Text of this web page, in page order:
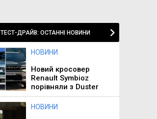
ТЕСТ-ДРАЙВ: ОСТАННІ НОВИНИ
НОВИНИ
Новий кросовер
Renault Symbioz
порівняли з Duster
НОВИНИ